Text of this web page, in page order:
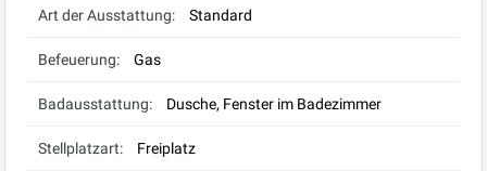
Art der Ausstattung: Standard
Befeuerung: Gas
Badausstattung: Dusche, Fenster im Badezimmer
Stellplatzart: Freiplatz